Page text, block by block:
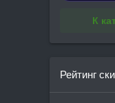
К
Рейтинг